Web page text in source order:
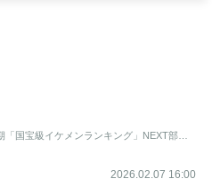
《2025年下半期「国宝級イケメンランキング」NEXT部門1位》岩瀬洋志、恋人にしたいタイプは“包容力がある人”「普段はドSキャラなので（笑い）、プライベートは甘えたい」
2026.02.07 16:00